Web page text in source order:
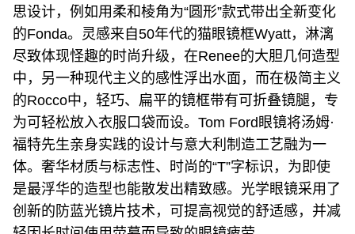
思设计，例如用柔和棱角为“圆形”款式带出全新变化
的Fonda。灵感来自50年代的猫眼镜框Wyatt，淋漓
尽致体现怪趣的时尚升级，在Renee的大胆几何造型
中，另一种现代主义的感性浮出水面，而在极简主义
的Rocco中，轻巧、扁平的镜框带有可折叠镜腿，专
为可轻松放入衣服口袋而设。Tom Ford眼镜将汤姆·
福特先生亲身实践的设计与意大利制造工艺融为一
体。奢华材质与标志性、时尚的“T”字标识，为即使
是最浮华的造型也能散发出精致感。光学眼镜采用了
创新的防蓝光镜片技术，可提高视觉的舒适感，并减